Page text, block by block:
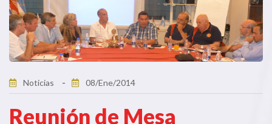
Noticias 08/Ene/2014
Reunión de Mesa